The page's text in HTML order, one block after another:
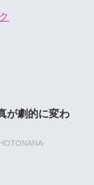
が劇的に変わ